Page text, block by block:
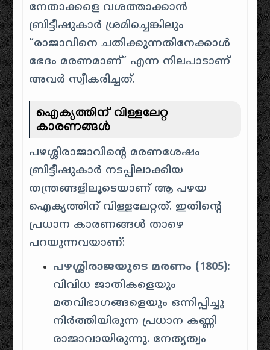
നേതാക്കളെ വശത്താക്കാൻ
ബ്രിട്ടീഷുകാർ ശ്രമിച്ചെങ്കിലും
“രാജാവിനെ ചതിക്കുന്നതിനേക്കാൾ
ഭേദം മരണമാണ്” എന്ന നിലപാടാണ്
അവർ സ്വീകരിച്ചത്.
ഐക്യത്തിന് വിള്ളലേറ്റ
കാരണങ്ങൾ
പഴശ്ശിരാജാവിന്റെ മരണശേഷം
ബ്രിട്ടീഷുകാർ നടപ്പിലാക്കിയ
തന്ത്രങ്ങളിലൂടെയാണ് ആ പഴയ
ഐക്യത്തിന് വിള്ളലേറ്റത്. ഇതിന്റെ
പ്രധാന കാരണങ്ങൾ താഴെ
പറയുന്നവയാണ്:
പഴശ്ശിരാജയുടെ മരണം (1805):
വിവിധ ജാതികളെയും
മതവിഭാഗങ്ങളെയും ഒന്നിപ്പിച്ചു
നിർത്തിയിരുന്ന പ്രധാന കണ്ണി
രാജാവായിരുന്നു. നേതൃത്വം